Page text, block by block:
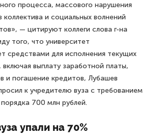
процесса, массового нарушения
коллектива и социальных волнений
— цитируют коллеги слова г-на
того, что университет
средствами для исполнения текущих
включая выплату заработной платы,
и погашение кредитов, Лубашев
к учредителю вуза с требованием
700 млн рублей.
упали на 70%